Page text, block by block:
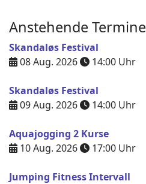
Anstehende Termine
Skandaløs Festival
08 Aug. 2026
14:00 Uhr
Skandaløs Festival
09 Aug. 2026
14:00 Uhr
Aquajogging 2 Kurse
10 Aug. 2026
17:00 Uhr
Jumping Fitness Intervall